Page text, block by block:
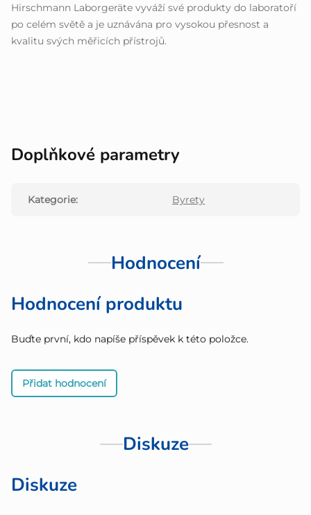
Hirschmann Laborgeräte vyváží své produkty do laboratoří
po celém světě a je uznávána pro vysokou přesnost a
kvalitu svých měřicích přístrojů.
Doplňkové parametry
Kategorie: Byrety
Hodnocení
Hodnocení produktu
Buďte první, kdo napíše příspěvek k této položce.
Přidat hodnocení
Diskuze
Diskuze